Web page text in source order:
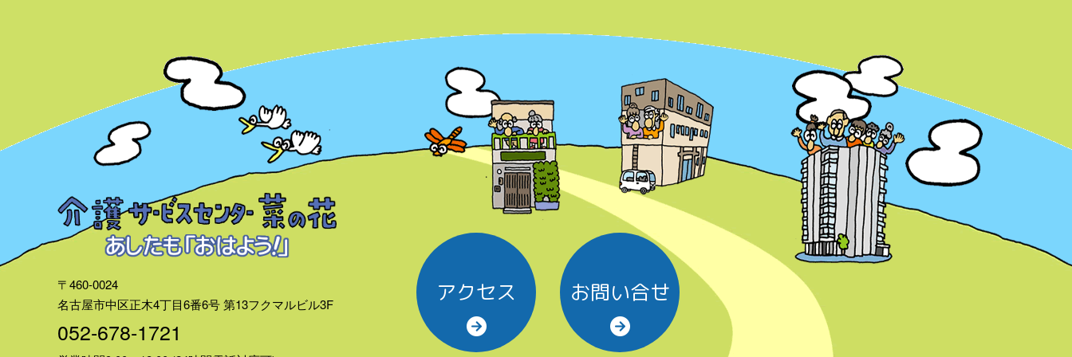
〒460-0024
名古屋市中区正木4丁目6番6号第13フクマルビル3F
052-678-1721
アクセス お問い合せ